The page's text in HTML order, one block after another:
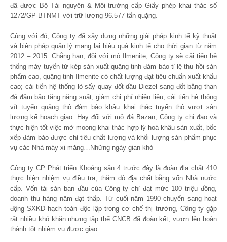
đã được Bộ Tài nguyên & Môi trường cấp Giấy phép khai thác số
1272/GP-BTNMT với trữ lượng 96.577 tấn quặng.
Cùng với đó, Công ty đã xây dựng những giải pháp kinh tế kỹ thuật
và biện pháp quản lý mang lại hiệu quả kinh tế cho thời gian từ năm
2012 – 2015. Chẳng hạn, đối với mỏ Ilmenite, Công ty sẽ cải tiến hệ
thống máy tuyển từ kép sản xuất quặng tinh đảm bảo tỉ lệ thu hồi sản
phẩm cao, quặng tinh Ilmenite có chất lượng đạt tiêu chuẩn xuất khẩu
cao; cải tiến hệ thống lò sấy quay đốt dầu Diezel sang đốt bằng than
đá đảm bảo tăng năng suất, giảm chi phí nhiên liệu; cải tiến hệ thống
vít tuyển quặng thô đảm bảo khâu khai thác tuyển thô vượt sản
lượng kế hoạch giao. Hay đối với mỏ đá Bazan, Công ty chỉ đạo và
thực hiện tốt việc mở moong khai thác hợp lý hoá khâu sản xuất, bốc
xếp đảm bảo được chỉ tiêu chất lượng và khối lượng sản phẩm phục
vụ các Nhà máy xi măng…Những ngày gian khó
Công ty CP Phát triển Khoáng sản 4 trước đây là đoàn địa chất 410
thực hiện nhiệm vụ điều tra, thăm dò địa chất bằng vốn Nhà nước
cấp. Vốn tài sản ban đầu của Công ty chỉ đạt mức 100 triệu đồng,
doanh thu hàng năm đạt thấp. Từ cuối năm 1990 chuyển sang hoạt
động SXKD hạch toán độc lập trong cơ chế thị trường, Công ty gặp
rất nhiều khó khăn nhưng tập thể CNCB đã đoàn kết, vươn lên hoàn
thành tốt nhiệm vụ được giao.